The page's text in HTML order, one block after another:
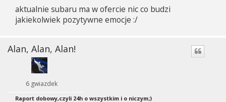
t
aktualnie subaru ma w ofercie nic co budzi
jakiekolwiek pozytywne emocje :/
Alan, Alan, Alan!
6 gwiazdek
Raport dobowy,czyli 24h o wszystkim i o niczym;)